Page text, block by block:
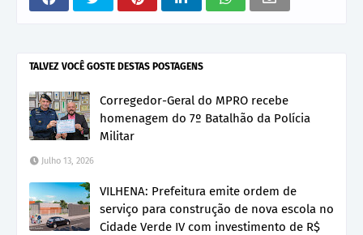
TALVEZ VOCÊ GOSTE DESTAS POSTAGENS
Corregedor-Geral do MPRO recebe
homenagem do 7º Batalhão da Polícia
Militar
Julho 13, 2026
VILHENA: Prefeitura emite ordem de
serviço para construção de nova escola no
Cidade Verde IV com investimento de R$